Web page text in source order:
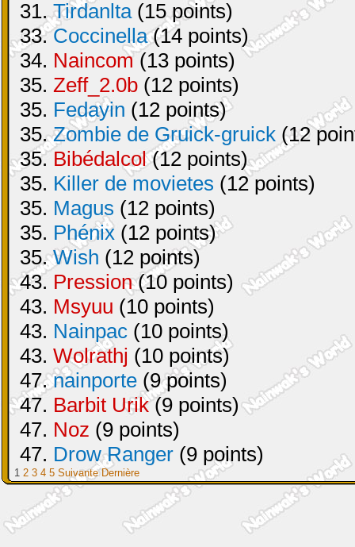
31.Tirdanlta(15 points)
33.Coccinella(14 points)
34. Naincom(13 points)
35. Zeff_2.0b (12 points)
35. Fedayin (12 points)
35.Zombie de Gruick-gruick (12
35. Bibédalcol(12 points)
35. Killer de movietes (12 points)
35. Magus (12 points)
35. Phénix (12 points)
35.Wish (12 points)
43. Pression(10 points)
43. Msyuu (10 points)
43. Nainpac (10 points)
43. Wolrathj (10 points)
47.nainporte (9 points)
47. Barbit Urik(9 points)
47. Noz (9 points)
47. Drow Ranger (9 points)
1 2 3 4 5 Suivante Dernière